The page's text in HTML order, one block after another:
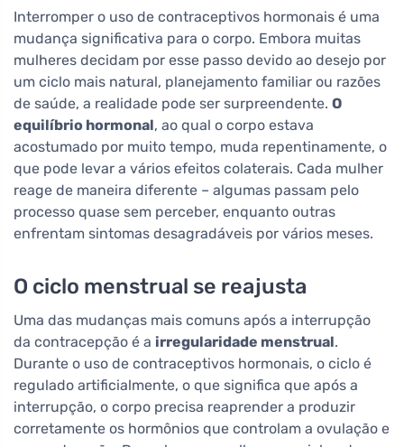
Interromper o uso de contraceptivos hormonais é uma
mudança significativa para o corpo. Embora muitas
mulheres decidam por esse passo devido ao desejo por
um ciclo mais natural, planejamento familiar ou razões
de saúde, a realidade pode ser surpreendente. O
equilíbrio hormonal, ao qual o corpo estava
acostumado por muito tempo, muda repentinamente, o
que pode levar a vários efeitos colaterais. Cada mulher
reage de maneira diferente – algumas passam pelo
processo quase sem perceber, enquanto outras
enfrentam sintomas desagradáveis por vários meses.
O ciclo menstrual se reajusta
Uma das mudanças mais comuns após a interrupção
da contracepção é a irregularidade menstrual.
Durante o uso de contraceptivos hormonais, o ciclo é
regulado artificialmente, o que significa que após a
interrupção, o corpo precisa reaprender a produzir
corretamente os hormônios que controlam a ovulação e